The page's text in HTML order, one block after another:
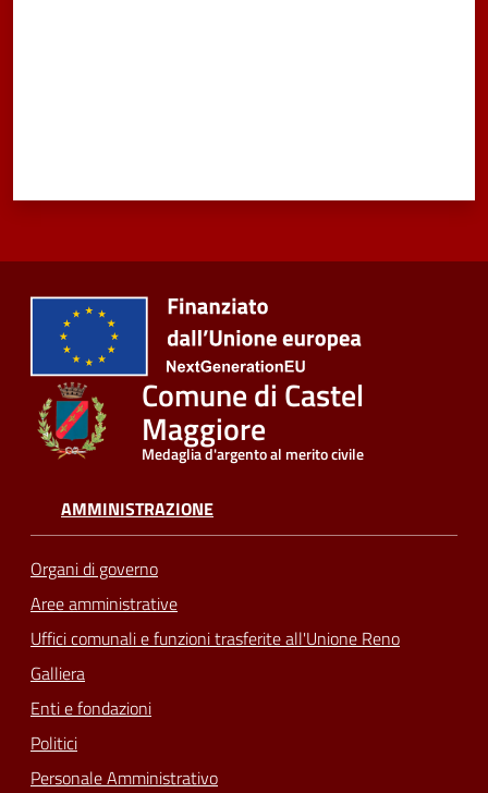
Comune di Castel
Maggiore
Medaglia d'argento al merito civile
AMMINISTRAZIONE
Organi di governo
Aree amministrative
Uffici comunali e funzioni trasferite all'Unione Reno
Galliera
Enti e fondazioni
Politici
Personale Amministrativo